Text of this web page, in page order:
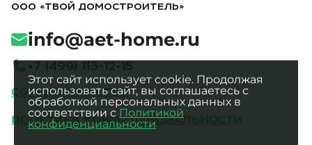
ООО «ТВОЙ ДОМОСТРОИТЕЛЬ»
СОТРУДНИЧЕСТВО
ПОЛИТИКА КОНФИДЕНЦИАЛЬНОСТИ
info@aet-home.ru
Этот сайт использует cookie. Продолжая
использовать сайт, вы соглашаетесь с
обработкой персональных данных в
соответствии с Политикой
конфиденциальности